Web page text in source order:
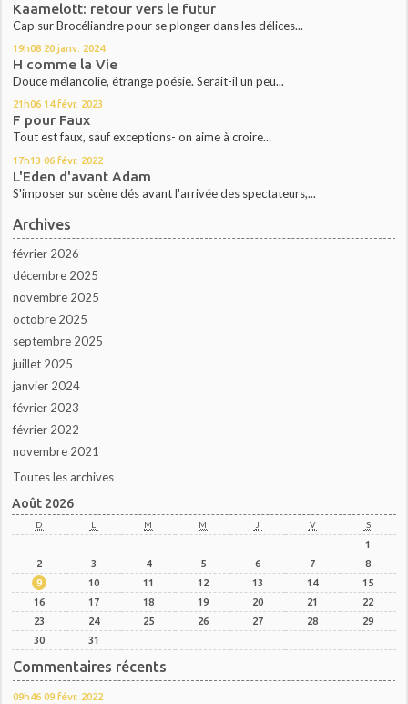
Kaamelott: retour vers le futur
Cap sur Brocéliandre pour se plonger dans les délices...
19h08 20 janv. 2024
H comme la Vie
Douce mélancolie, étrange poésie. Serait-il un peu...
21h06 14 févr. 2023
F pour Faux
Tout est faux, sauf exceptions- on aime à croire...
17h13 06 févr. 2022
L'Eden d'avant Adam
S'imposer sur scène dés avant l'arrivée des spectateurs,...
Archives
février 2026
décembre 2025
novembre 2025
octobre 2025
septembre 2025
juillet 2025
janvier 2024
février 2023
février 2022
novembre 2021
Toutes les archives
Août 2026
D L M M J V S
1
2
3 4 5 6 7
8
9
10 11 12 13 14
15
16
17 18 19 20 21
22
23
24 25 26 27 28
29
30
31
Commentaires récents
09h46 09 févr. 2022